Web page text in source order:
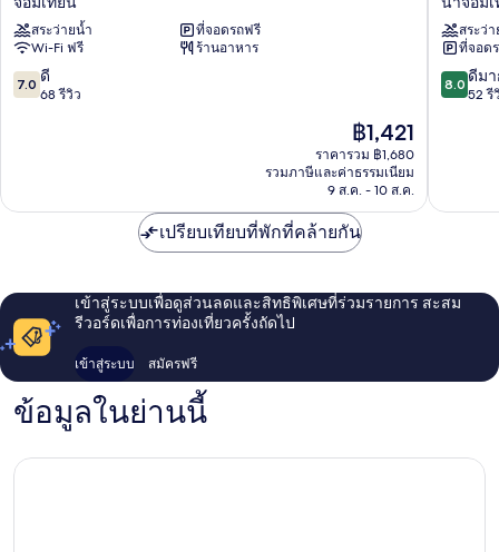
โค่บีช
จอม
เทียน
พัทยา
จอม
สระว่ายน้ำ
ที่จอดรถฟรี
Wi-Fi ฟรี
ร้านอาหาร
7.0
จาก
7.0 ดี
68 รีวิว
ราคา
ปัจจุบัน
คือ
฿1,421
฿1,421
ราคารวม ฿1,680
รวมภาษีและค่าธรรมเนียม
9 ส.ค. - 10 ส.ค.
โม
ราด้
า
พัทยา
นา
สระว่
ที่จอด
8.0
จาก
8.0 ดีม
52 รี
เปรียบเทียบที่พักที่คล้ายกัน
เข้าสู่ระบบเพื่อดูส่วนลดและสิทธิพิเศษที่ร่วมรายการ สะสม
รีวอร์ดเพื่อการท่องเที่ยวครั้งถัดไป
เข้าสู่ระบบ สมัครฟรี
ข้อมูลในย่านนี้